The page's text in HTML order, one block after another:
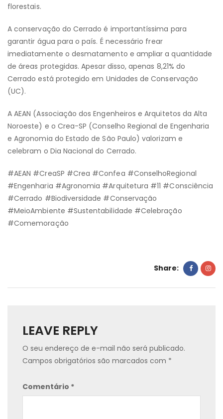
florestais.
A conservação do Cerrado é importantíssima para
garantir água para o país. É necessário frear
imediatamente o desmatamento e ampliar a quantidade
de áreas protegidas. Apesar disso, apenas 8,21% do
Cerrado está protegido em Unidades de Conservação
(UC).
A AEAN (Associação dos Engenheiros e Arquitetos da Alta
Noroeste) e o Crea-SP (Conselho Regional de Engenharia
e Agronomia do Estado de São Paulo) valorizam e
celebram o Dia Nacional do Cerrado.
#AEAN #CreaSP #Crea #Confea #ConselhoRegional
#Engenharia #Agronomia #Arquitetura #11 #Consciência
#Cerrado #Biodiversidade #Conservação
#MeioAmbiente #Sustentabilidade #Celebração
#Comemoração
Share:
LEAVE REPLY
O seu endereço de e-mail não será publicado.
Campos obrigatórios são marcados com *
Comentário *